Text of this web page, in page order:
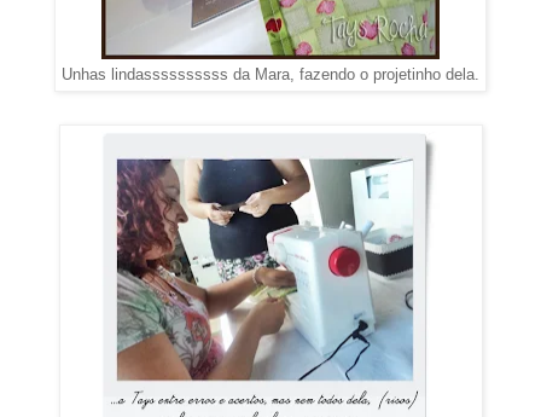
Unhas lindassssssssss da Mara, fazendo o projetinho dela.